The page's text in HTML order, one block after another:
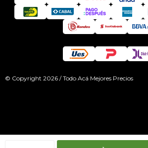
© Copyright 2026 / Todo Acá Mejores Precios